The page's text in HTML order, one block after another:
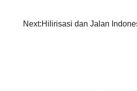
Next:Hilirisasi dan Jalan